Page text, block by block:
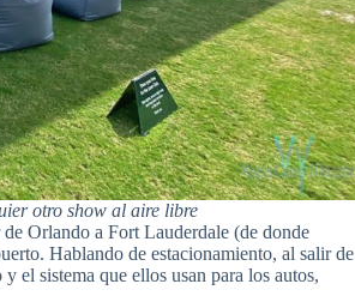
otro show al aire libre
Orlando a Fort Lauderdale (de donde
Hablando de estacionamiento, al salir de
el sistema que ellos usan para los autos,